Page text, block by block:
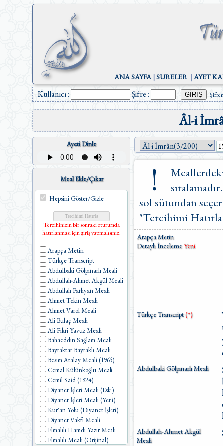
ANA SAYFA|SURELER|AYET
Kullanıcı : Şifre :
Âl-i
Ayeti Dinle
Meal Ekle/Çıkar
Hepsini Göster/Gizle
Tercihinizin bir sonraki oturumda
hatırlanması için giriş yapmalısınız.
Arapça Metin
Türkçe Transcript
Abdulbaki Gölpınarlı Meali
Abdullah-Ahmet Akgül Meali
Abdullah Parlıyan Meali
Ahmet Tekin Meali
Ahmet Varol Meali
Ali Bulaç Meali
Ali Fikri Yavuz Meali
Bahaeddin Sağlam Meali
Bayraktar Bayraklı Meali
Besim Atalay Meali (1965)
Cemal Külünkoğlu Meali
Cemil Said (1924)
Diyanet İşleri Meali (Eski)
Diyanet İşleri Meali (Yeni)
Kur'an Yolu (Diyanet İşleri)
Diyanet Vakfı Meali
Elmalılı Hamdi Yazır Meali
Elmalılı Meali (Orijinal)
sol sütundan
"Tercihimi
Arapça Metin
Detaylı İncelemeYeni
Türkçe Transcript(*)
Abdulbaki Gölpınarlı Meali
Abdullah-Ahmet Akgül
Meali